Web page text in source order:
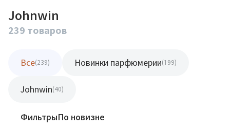
Johnwin
239 товаров
Все(239) Новинки парфюмерии(199)
Johnwin(40)
ФильтрыПо новизне